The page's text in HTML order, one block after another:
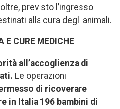
previsto l’ingresso
alla cura degli animali.
E CURE MEDICHE
all’accoglienza di
Le operazioni
di ricoverare
in Italia 196 bambini di